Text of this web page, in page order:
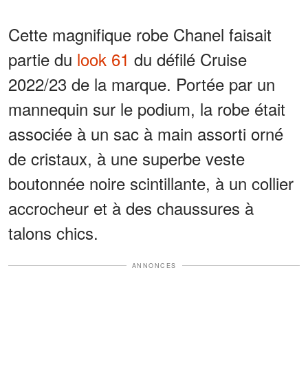
Cette magnifique robe Chanel faisait
partie du look 61 du défilé Cruise
2022/23 de la marque. Portée par un
mannequin sur le podium, la robe était
associée à un sac à main assorti orné
de cristaux, à une superbe veste
boutonnée noire scintillante, à un collier
accrocheur et à des chaussures à
talons chics.
ANNONCES